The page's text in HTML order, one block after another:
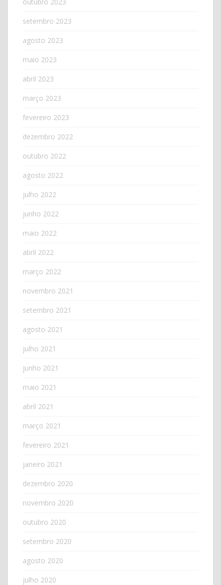
setembro 2023
agosto 2023
maio 2023
abril 2023
março 2023
fevereiro 2023
dezembro 2022
outubro 2022
agosto 2022
julho 2022
junho 2022
maio 2022
abril 2022
março 2022
novembro 2021
setembro 2021
agosto 2021
julho 2021
junho 2021
maio 2021
abril 2021
março 2021
fevereiro 2021
janeiro 2021
dezembro 2020
novembro 2020
outubro 2020
setembro 2020
agosto 2020
julho 2020